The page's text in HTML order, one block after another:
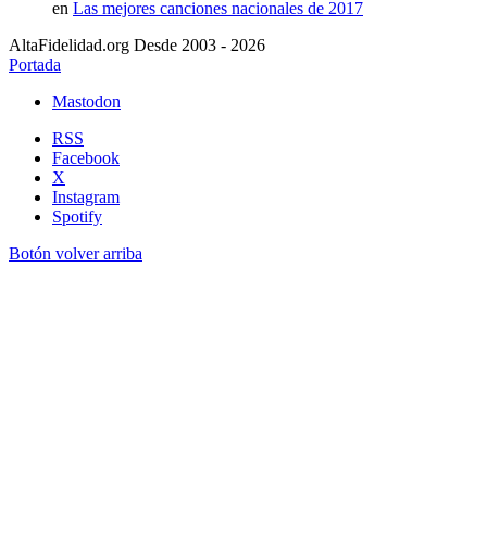
en Las mejores canciones nacionales de 2017
AltaFidelidad.org Desde 2003 - 2026
Portada
Mastodon
RSS
Facebook
X
Instagram
Spotify
Botón volver arriba